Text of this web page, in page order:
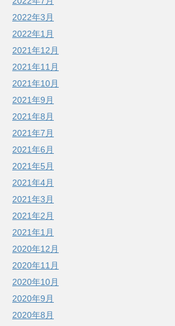
2022年3月
2022年1月
2021年12月
2021年11月
2021年10月
2021年9月
2021年8月
2021年7月
2021年6月
2021年5月
2021年4月
2021年3月
2021年2月
2021年1月
2020年12月
2020年11月
2020年10月
2020年9月
2020年8月